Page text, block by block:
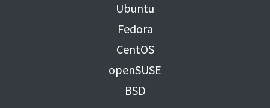
Ubuntu
Fedora
CentOS
openSUSE
BSD